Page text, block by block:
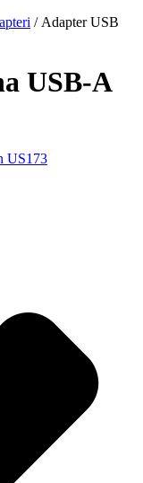
/ Adapter USB
USB-A